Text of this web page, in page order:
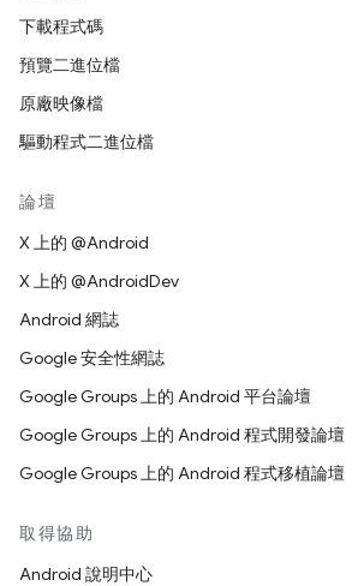
下載程式碼
預覽二進位檔
原廠映像檔
驅動程式二進位檔
論壇
X 上的 @Android
X 上的 @AndroidDev
Android 網誌
Google 安全性網誌
Google Groups 上的 Android 平台論壇
Google Groups 上的 Android 程式開發論壇
Google Groups 上的 Android 程式移植論壇
取得協助
Android 說明中心